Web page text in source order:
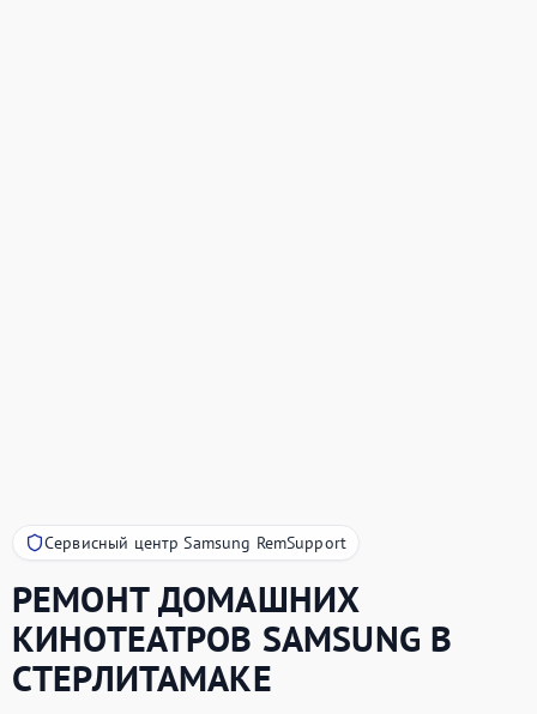
Сервисный центр Samsung RemSupport
РЕМОНТ ДОМАШНИХ
КИНОТЕАТРОВ SAMSUNG В
СТЕРЛИТАМАКЕ